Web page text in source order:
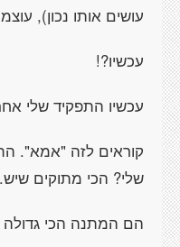
עושים אותו נכון),
עכשיו?!
עכשיו התפקיד שלי
קוראים לזה "אמא".
שלי? הכי מתוקים
הם המתנה הכי גדולה